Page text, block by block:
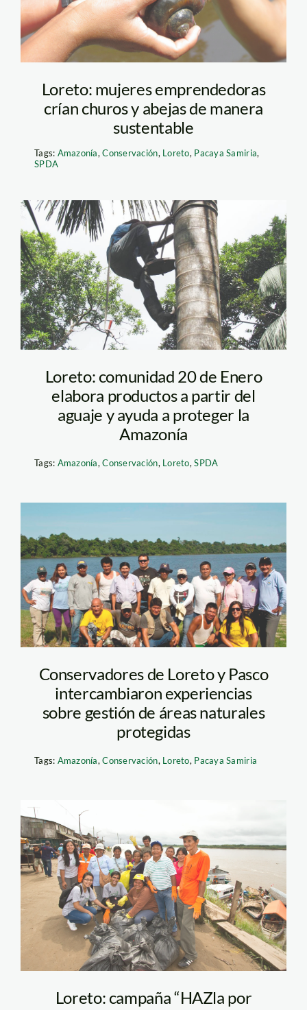
Loreto: mujeres emprendedoras
crían churos y abejas de manera
sustentable
Tags: Amazonía,Conservación, Loreto, Pacaya Samiria,
SPDA
Aguaje 1
Loreto: comunidad 20 de Enero
elabora productos a partir del
aguaje y ayuda a proteger la
Amazonía
Tags: Amazonía,Conservación, Loreto,SPDA
pasantía Loreto
Conservadores de Loreto y Pasco
intercambiaron experiencias
sobre gestión de áreas naturales
protegidas
Tags: Amazonía,Conservación, Loreto, Pacaya Samiria
HAZla por Nauta 13
Loreto: campaña “HAZla por